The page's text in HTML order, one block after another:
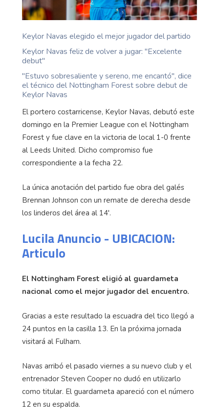
Keylor Navas elegido el mejor jugador del partido
Keylor Navas feliz de volver a jugar: "Excelente
debut"
"Estuvo sobresaliente y sereno, me encantó", dice
el técnico del Nottingham Forest sobre debut de
Keylor Navas
El portero costarricense, Keylor Navas, debutó este
domingo en la Premier League con el Nottingham
Forest y fue clave en la victoria de local 1-0 frente
al Leeds United. Dicho compromiso fue
correspondiente a la fecha 22.
La única anotación del partido fue obra del galés
Brennan Johnson con un remate de derecha desde
los linderos del área al 14'.
Lucila Anuncio - UBICACION:
Articulo
El Nottingham Forest eligió al guardameta
nacional como el mejor jugador del encuentro.
Gracias a este resultado la escuadra del tico llegó a
24 puntos en la casilla 13. En la próxima jornada
visitará al Fulham.
Navas arribó el pasado viernes a su nuevo club y el
entrenador Steven Cooper no dudó en utilizarlo
como titular. El guardameta apareció con el número
12 en su espalda.